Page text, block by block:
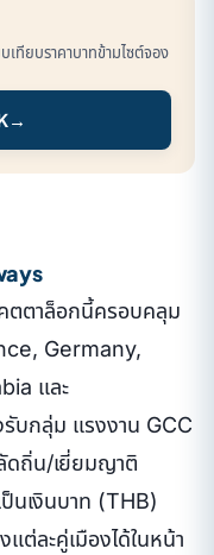
ทียบราคาบาทข้ามไซต์จอง
→
ตตาล็อกนี้ครอบคลุม
Germany,
และ
บกลุ่ม แรงงาน GCC
ดถิ่น/เยี่ยมญาติ
นเงินบาท (THB)
ต่ละคู่เมืองได้ในหน้า